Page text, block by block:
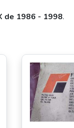
de 1986 - 1998.